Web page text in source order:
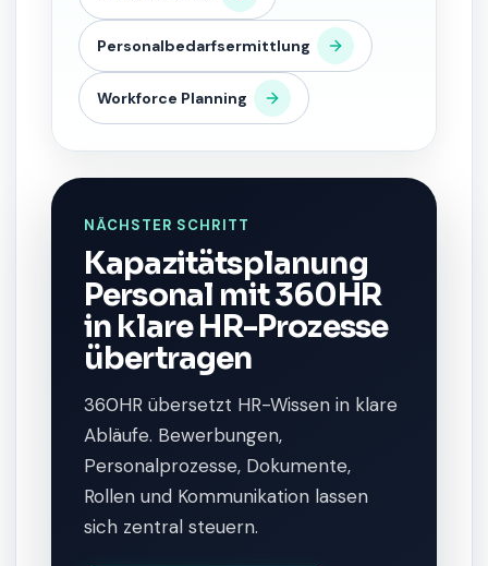
Personalbedarfsermittlung
Workforce Planning
NÄCHSTER SCHRITT
Kapazitätsplanung
Personal mit 360HR
in klare HR-Prozesse
übertragen
360HR übersetzt HR-Wissen in klare
Abläufe. Bewerbungen,
Personalprozesse, Dokumente,
Rollen und Kommunikation lassen
sich zentral steuern.